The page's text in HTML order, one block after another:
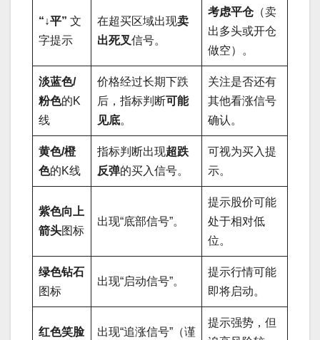
“↓平” 文
字提示
在超买区域出现卖
出死叉信号。
考虑平仓 （卖
出多头或开仓
做空）。
淡蓝色/
粉色的K
线
价格经过长期下跌
后，指标判断可能
见底。
关注是否还有
其他看涨信号
确认。
黄色/橙
色的K线
指标判断出现超跌
反弹的买入信号。
可视为买入提
示。
紫色向上
箭头图标
出现“底部信号”。
提示股价可能
处于相对低
位。
绿色钻石
图标
出现“启动信号”。
提示行情可能
即将启动。
红色笑脸 出现“追涨信号”（谨
提示强势，但